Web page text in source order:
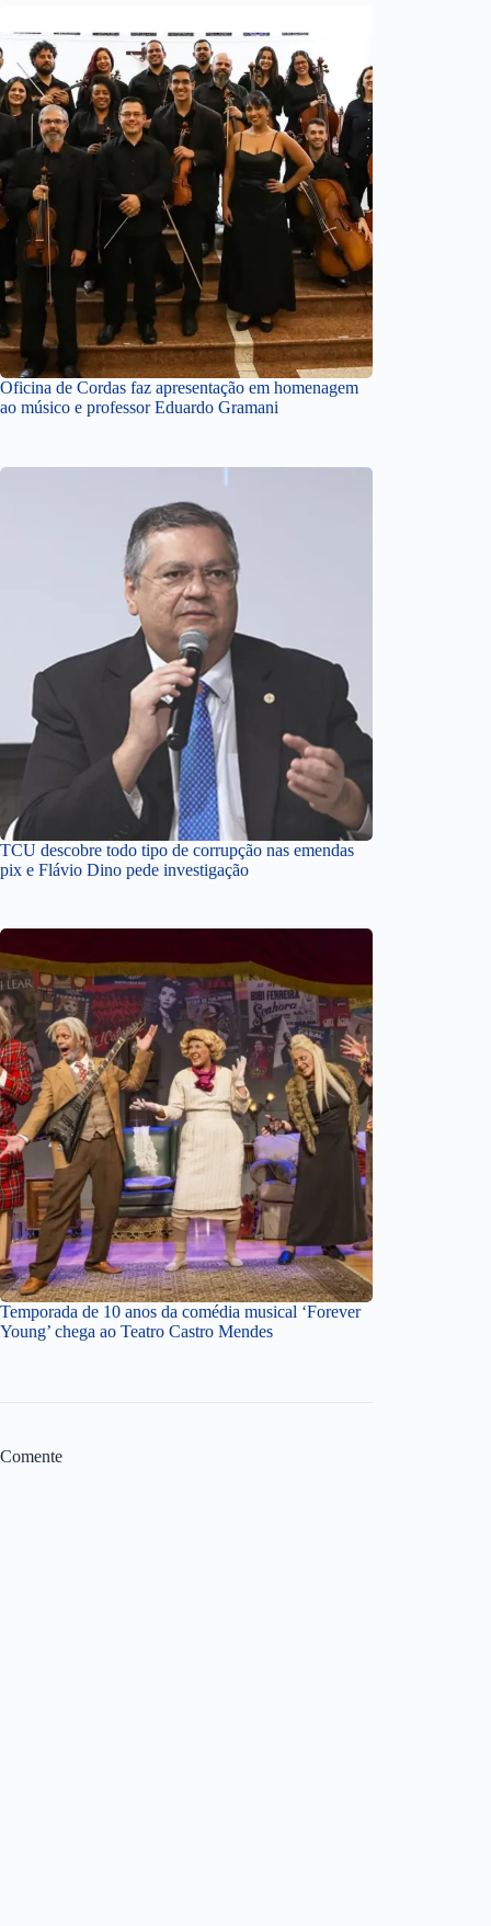
Oficina de Cordas faz apresentação em homenagem
ao músico e professor Eduardo Gramani
TCU descobre todo tipo de corrupção nas emendas
pix e Flávio Dino pede investigação
Temporada de 10 anos da comédia musical ‘Forever
Young’ chega ao Teatro Castro Mendes
Comente